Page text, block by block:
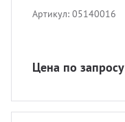
Артикул: 05140016
Цена по запросу